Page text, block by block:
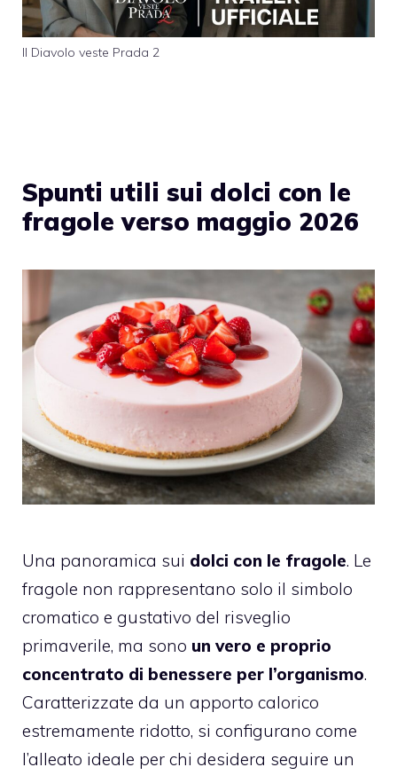
Il Diavolo veste Prada 2
Spunti utili sui dolci con le
fragole verso maggio 2026
Una panoramica sui dolci con le fragole. Le
fragole non rappresentano solo il simbolo
cromatico e gustativo del risveglio
primaverile, ma sono un vero e proprio
concentrato di benessere per l’organismo.
Caratterizzate da un apporto calorico
estremamente ridotto, si configurano come
l’alleato ideale per chi desidera seguire un